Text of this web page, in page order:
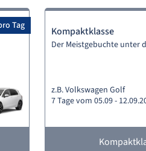
Tag Kompaktklasse
Der Meistgebuchte unter
z.B. Volkswagen Golf
7 Tage vom 05.09 -